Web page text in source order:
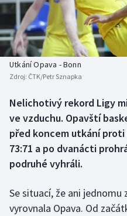
Baseball a softbal
Basketbal
Biatlon
Box
Curling
Florbal
Soutěže
Historické návraty
Aplikace ČT sport
Utkání Opava - Bonn
Zdroj: ČTK/Petr Sznapka
Nelichotivý rekord Ligy
ve vzduchu. Opavští
před koncem utkání
73:71 a po dvanácti
podruhé vyhráli.
Se situací, že ani jednomu
vyrovnala Opava. Od